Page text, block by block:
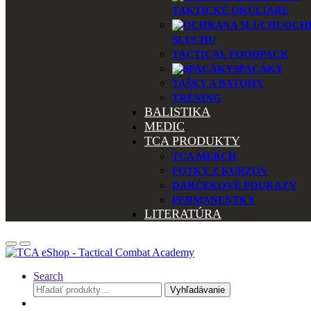
TAKTICKÉ OKULIARE
SLUCHU
TACTICAL FOODPACK
SPACÁKY
TAŠKY A BATOHY
TRÉNING
BALISTIKA
MEDIC
TCA PRODUKTY
TCA MERCH
FOTKY Z KURZOV
DARČEKOVÉ POUKAZY
PERMANENTKY
LITERATÚRA
Search
Hľadať:
Vyhľadávanie